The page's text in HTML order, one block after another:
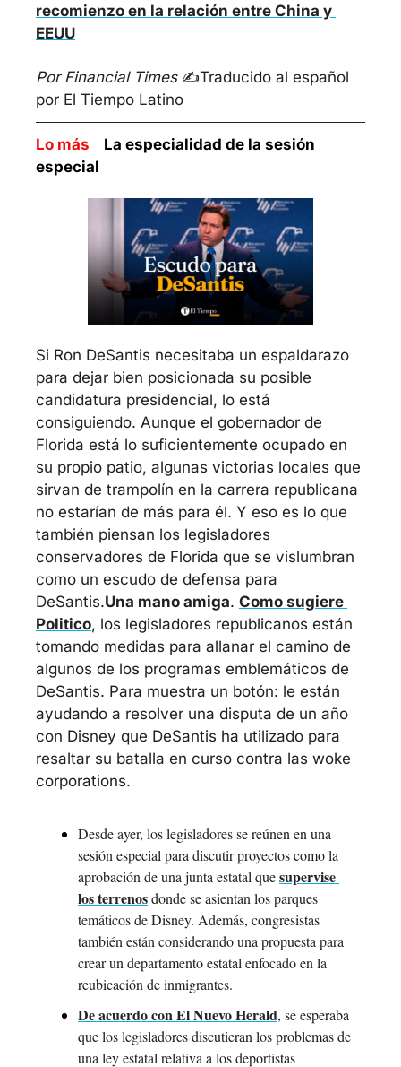
recomienzo en la relación entre China y
EEUU
Por Financial Times ✍️Traducido al español
por El Tiempo Latino
Lo más La especialidad de la sesión
especial
Si Ron DeSantis necesitaba un espaldarazo
para dejar bien posicionada su posible
candidatura presidencial, lo está
consiguiendo. Aunque el gobernador de
Florida está lo suficientemente ocupado en
su propio patio, algunas victorias locales que
sirvan de trampolín en la carrera republicana
no estarían de más para él. Y eso es lo que
también piensan los legisladores
conservadores de Florida que se vislumbran
como un escudo de defensa para
DeSantis.Una mano amiga. Como sugiere
Politico, los legisladores republicanos están
tomando medidas para allanar el camino de
algunos de los programas emblemáticos de
DeSantis. Para muestra un botón: le están
ayudando a resolver una disputa de un año
con Disney que DeSantis ha utilizado para
resaltar su batalla en curso contra las woke
corporations.
Desde ayer, los legisladores se reúnen en una
sesión especial para discutir proyectos como la
aprobación de una junta estatal que supervise
los terrenos donde se asientan los parques
temáticos de Disney. Además, congresistas
también están considerando una propuesta para
crear un departamento estatal enfocado en la
reubicación de inmigrantes.
De acuerdo con El Nuevo Herald, se esperaba
que los legisladores discutieran los problemas de
una ley estatal relativa a los deportistas